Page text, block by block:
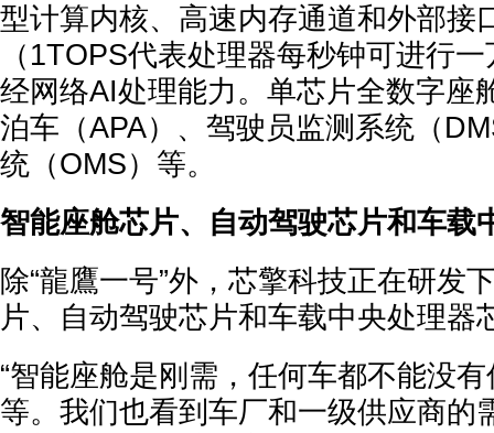
型计算内核、高速内存通道和外部接
（1TOPS代表处理器每秒钟可进行
经网络AI处理能力。单芯片全数字座
泊车（APA）、驾驶员监测系统（
统（OMS）等。
智能座舱芯片、自动驾驶芯片和车载
除“龍鷹一号”外，芯擎科技正在研发
片、自动驾驶芯片和车载中央处理器
“智能座舱是刚需，任何车都不能没
等。我们也看到车厂和一级供应商的